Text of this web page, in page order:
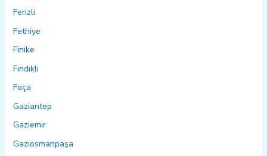
Ferizli
Fethiye
Finike
Fındıklı
Foça
Gaziantep
Gaziemir
Gaziosmanpaşa